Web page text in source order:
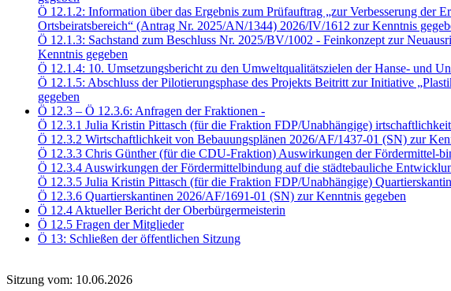
Ö 12.1.2: Information über das Ergebnis zum Prüfauftrag „zur Verbesserung der
Ortsbeiratsbereich“ (Antrag Nr. 2025/AN/1344) 2026/IV/1612 zur Kenntnis
Ö 12.1.3: Sachstand zum Beschluss Nr. 2025/BV/1002 - Feinkonzept zur
Kenntnis gegeben
Ö 12.1.4: 10. Umsetzungsbericht zu den Umweltqualitätszielen der Hanse- und
Ö 12.1.5: Abschluss der Pilotierungsphase des Projekts Beitritt zur Initiative
gegeben
Ö 12.3 – Ö 12.3.6: Anfragen der Fraktionen -
Ö 12.3.1 Julia Kristin Pittasch (für die Fraktion FDP/Unabhängige)
Ö 12.3.2 Wirtschaftlichkeit von Bebauungsplänen 2026/AF/1437-01 (SN) zur
Ö 12.3.3 Chris Günther (für die CDU-Fraktion) Auswirkungen der Fördermittel-
Ö 12.3.4 Auswirkungen der Fördermittelbindung auf die städtebauliche
Ö 12.3.5 Julia Kristin Pittasch (für die Fraktion FDP/Unabhängige)
Ö 12.3.6 Quartierskantinen 2026/AF/1691-01 (SN) zur Kenntnis gegeben
Ö 12.4 Aktueller Bericht der Oberbürgermeisterin
Ö 12.5 Fragen der Mitglieder
Ö 13: Schließen der öffentlichen Sitzung
Sitzung vom: 10.06.2026